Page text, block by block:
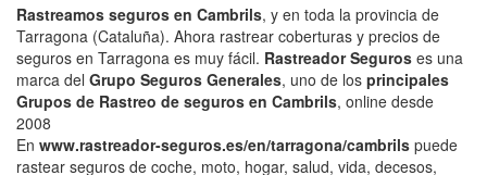
Rastreamos seguros en Cambrils, y en toda la provincia de
Tarragona (Cataluña). Ahora rastrear coberturas y precios de
seguros en Tarragona es muy fácil. Rastreador Seguros es una
marca del Grupo Seguros Generales, uno de los principales
Grupos de Rastreo de seguros en Cambrils, online desde
2008
En www.rastreador-seguros.es/en/tarragona/cambrils puede
rastear seguros de coche, moto, hogar, salud, vida, decesos,